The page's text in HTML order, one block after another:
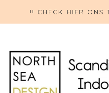
!! CHECK HIER ONS